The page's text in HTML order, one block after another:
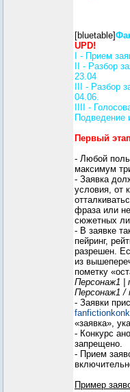
[bluetable]
UPD!
I - Прием
II - Разбор
23.04
III - Разбор
04.06.
IIII -
Подведение
Первый
- Любой
максимум
- Заявка
условия, от
фраза или
сюжетных
- В заявке
пейринг,
разрешен.
из
пометку
Персонаж1 |
Персонаж1 /
- Заявки
«заявка»,
- Конкурс
запрещено.
- Прием
Пример